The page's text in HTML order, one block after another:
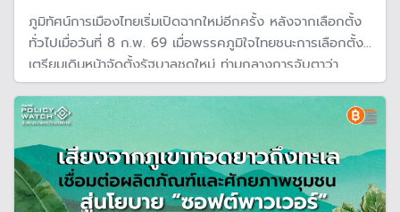
ภูมิทัศน์การเมืองไทยเริ่มเปิดฉากใหม่อีกครั้ง หลังจากเลือกตั้ง
ทั่วไปเมื่อวันที่ 8 ก.พ. 69 เมื่อพรรคภูมิใจไทยชนะการเลือกตั้ง
เตรียมเดินหน้าจัดตั้งรัฐบาลชุดใหม่ ท่ามกลางการจับตาว่า
ทิศทางนโยบายภายใต้การนำของ อนุทิน ชาญวีระกูล ในบทบาท
นายกรัฐมนตรีสมัยที่ 2 จะออกมาหน้าตาแบบไหน